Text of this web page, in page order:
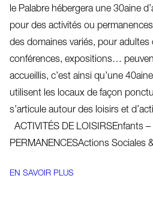
le Palabre hébergera une 30aine
pour des activités ou
des domaines variés, pour
conférences, expositions…
accueillis, c’est ainsi qu’une
utilisent les locaux de façon
s’articule autour des loisirs et
ACTIVITÉS DE LOISIRSEnfants
PERMANENCESActions Sociales
EN SAVOIR PLUS